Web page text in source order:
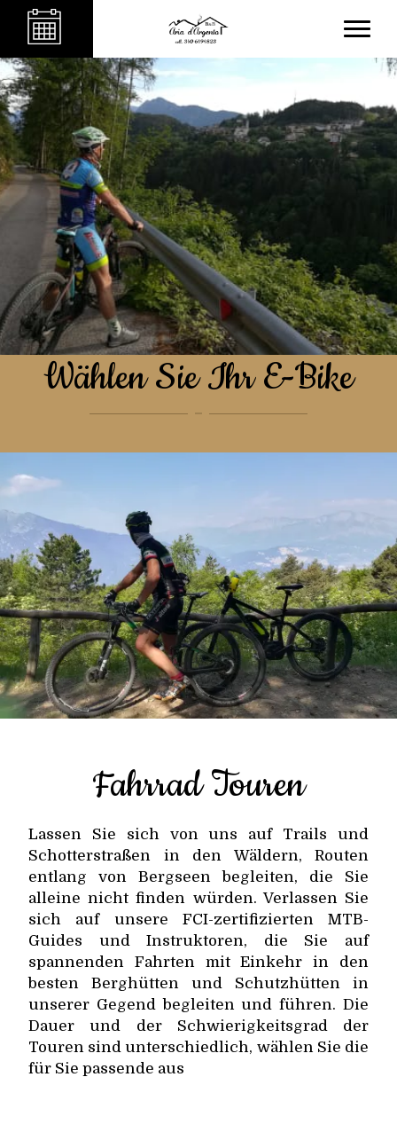
Wählen Sie Ihr E-Bike
Fahrrad Touren
Lassen Sie sich von uns auf Trails und
Schotterstraßen in den Wäldern, Routen
entlang von Bergseen begleiten, die Sie
alleine nicht finden würden. Verlassen Sie
sich auf unsere FCI-zertifizierten MTB-
Guides und Instruktoren, die Sie auf
spannenden Fahrten mit Einkehr in den
besten Berghütten und Schutzhütten in
unserer Gegend begleiten und führen. Die
Dauer und der Schwierigkeitsgrad der
Touren sind unterschiedlich, wählen Sie die
für Sie passende aus